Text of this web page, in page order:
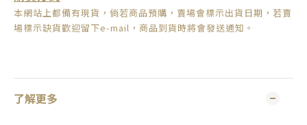
本網站上都備有現貨，倘若商品預購，賣場會標示出貨日期， 若賣
場標示缺貨歡迎留下e-mail，商品到貨時將會發送通知。
了解更多